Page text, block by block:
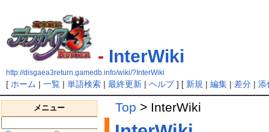
- InterWiki
http://disgaea3return.gamedb.info/wiki/?InterWiki
[ ホーム | 一覧| 単語検索| 最終更新| ヘルプ] [ 新規 | 編集| 差分| 添
メニュー Top > InterWiki